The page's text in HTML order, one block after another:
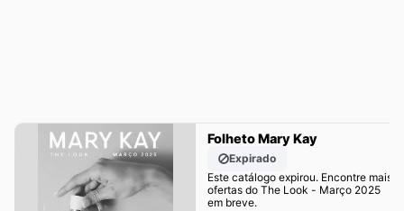
Folheto Mary Kay
Expirado
Este catálogo expirou. Encontre mais
ofertas do The Look - Março 2025
em breve.